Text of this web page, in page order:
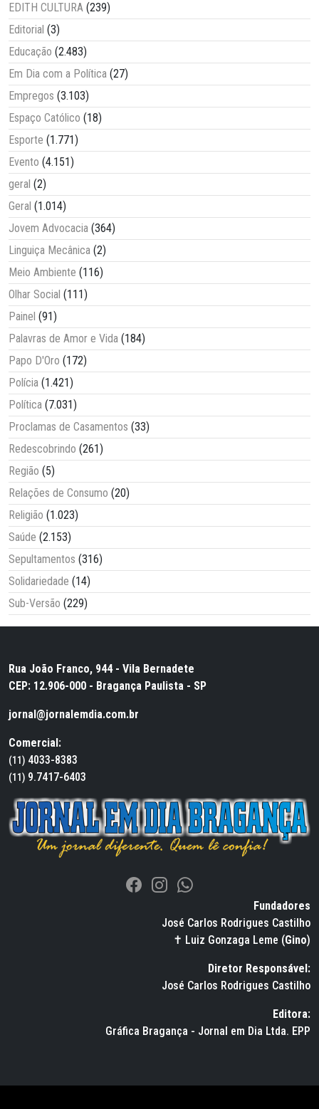
EDITH CULTURA (239)
Editorial (3)
Educação (2.483)
Em Dia com a Política (27)
Empregos (3.103)
Espaço Católico (18)
Esporte (1.771)
Evento (4.151)
geral (2)
Geral (1.014)
Jovem Advocacia (364)
Linguiça Mecânica (2)
Meio Ambiente (116)
Olhar Social (111)
Painel (91)
Palavras de Amor e Vida (184)
Papo D'Oro (172)
Polícia (1.421)
Política (7.031)
Proclamas de Casamentos (33)
Redescobrindo (261)
Região (5)
Relações de Consumo (20)
Religião (1.023)
Saúde (2.153)
Sepultamentos (316)
Solidariedade (14)
Sub-Versão (229)
Rua João Franco, 944 - Vila Bernadete
CEP: 12.906-000 - Bragança Paulista - SP
jornal@jornalemdia.com.br
Comercial:
(11) 4033-8383
(11) 9.7417-6403
Fundadores
José Carlos Rodrigues Castilho
✝ Luiz Gonzaga Leme (Gino)
Diretor Responsável:
José Carlos Rodrigues Castilho
Editora:
Gráfica Bragança - Jornal em Dia Ltda. EPP